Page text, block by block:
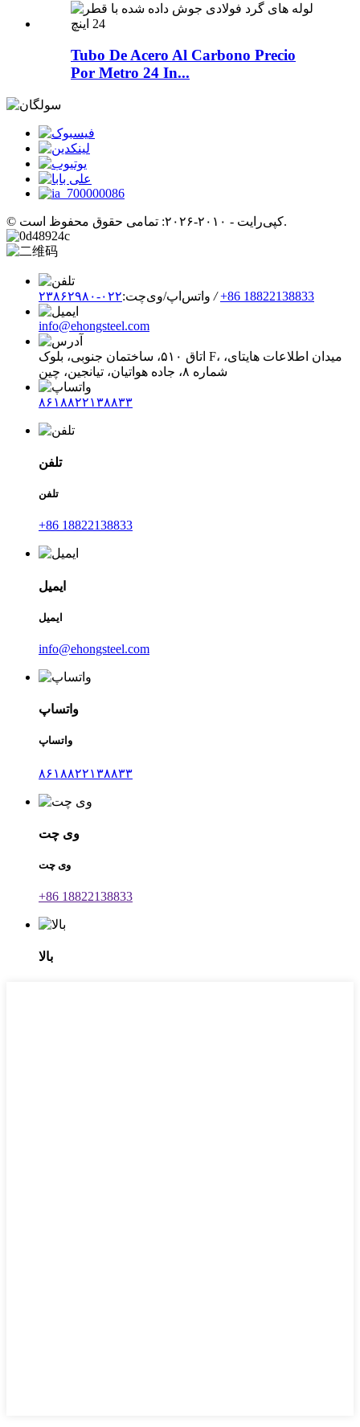
Tubo De Acero Al Carbono Precio
Por Metro 24 In...
© کپی‌رایت - ۲۰۱۰-۲۰۲۶: تمامی حقوق محفوظ است.
واتس‌اپ/وی‌چت:۰۲۲-۲۳۸۶۲۹۸۰ / ‎+86 18822138833‎
info@ehongsteel.com
اتاق ۵۱۰، ساختمان جنوبی، بلوک F، میدان اطلاعات هایتای،
شماره ۸، جاده هواتیان، تیانجین، چین
۸۶۱۸۸۲۲۱۳۸۸۳۳
تلفن
تلفن
‎+86 18822138833‎
ایمیل
ایمیل
info@ehongsteel.com
واتساپ
واتساپ
۸۶۱۸۸۲۲۱۳۸۸۳۳
وی چت
وی چت
‎+86 18822138833‎
بالا